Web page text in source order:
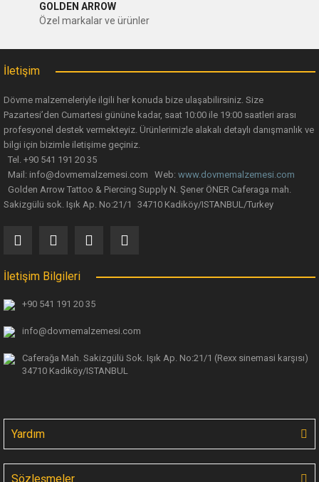
Ürün açıklamasında eksik bilgiler bulunuyor.
Gönder
GOLDEN ARROW
Özel markalar ve ürünler
İletişim
Dövme malzemeleriyle ilgili her konuda bize ulaşabilirsiniz. Size
Pazartesi’den Cumartesi gününe kadar, saat 10:00 ile 19:00 saatleri arası
profesyonel destek vermekteyiz. Ürünlerimizle alakalı detaylı danışmanlık ve
bilgi için bizimle iletişime geçiniz.
Tel. +90 541 191 20 35
Mail: info@dovmemalzemesi.com Web: www.dovmemalzemesi.com
Golden Arrow Tattoo & Piercing Supply N. Şener ÖNER Caferaga mah.
Sakizgülü sok. Işık Ap. No:21/1 34710 Kadiköy/ISTANBUL/Turkey
İletişim Bilgileri
+90 541 191 20 35
info@dovmemalzemesi.com
Caferağa Mah. Sakizgülü Sok. Işık Ap. No:21/1 (Rexx sinemasi karşısı)
34710 Kadiköy/ISTANBUL
Yardım
Sözleşmeler